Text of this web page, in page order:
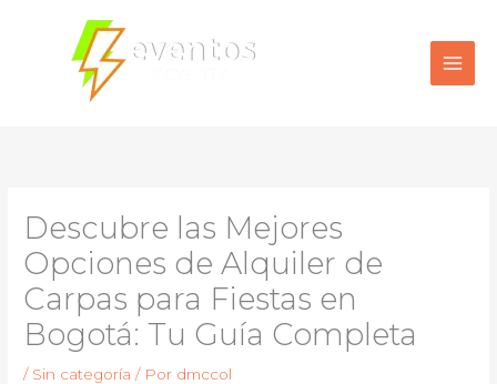
contenido
Descubre las Mejores
Opciones de Alquiler de
Carpas para Fiestas en
Bogotá: Tu Guía Completa
/ Sin categoría / Por dmccol